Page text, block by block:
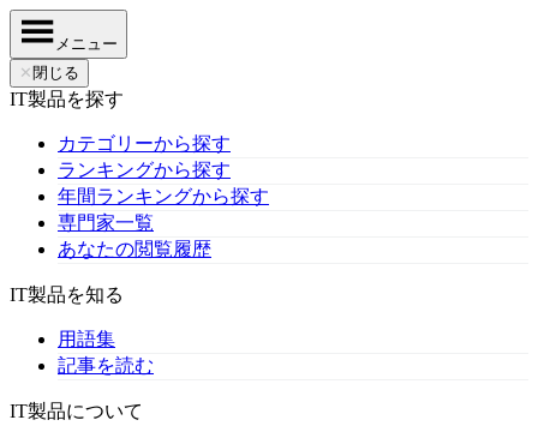
メニュー
✕ 閉じる
IT製品を探す
カテゴリーから探す
ランキングから探す
年間ランキングから探す
専門家一覧
あなたの閲覧履歴
IT製品を知る
用語集
記事を読む
IT製品について